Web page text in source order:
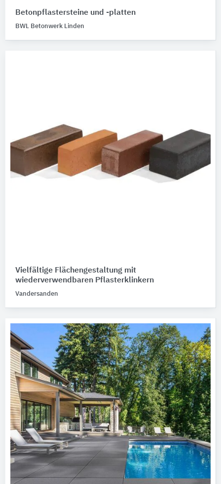
Betonpflastersteine und -platten
BWL Betonwerk Linden
Vielfältige Flächengestaltung mit
wiederverwendbaren Pflasterklinkern
Vandersanden